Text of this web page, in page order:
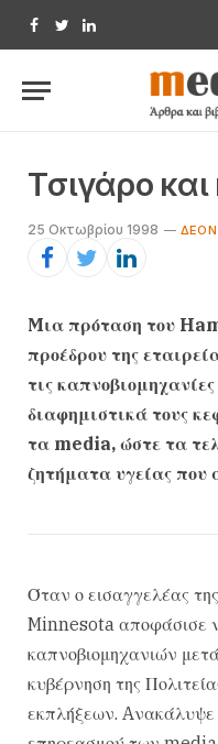
Facebook
TwitterLinkedIn
Tσιγάρο
25 Οκτωβρίου 1998
Mια πρόταση του
προέδρου της
τις
διαφημιστικά τους
τα media, ώστε τα
ζητήματα υγείας που
Όταν ο εισαγγελέας
Minnesota αποφάσισε
καπνοβιομηχανιών
κυβέρνηση της
εκπλήξεων.